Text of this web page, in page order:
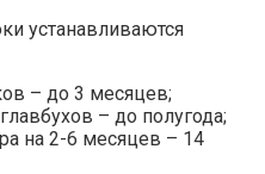
устанавливаются
– до 3 месяцев;
– до полугода;
на 2-6 месяцев – 14